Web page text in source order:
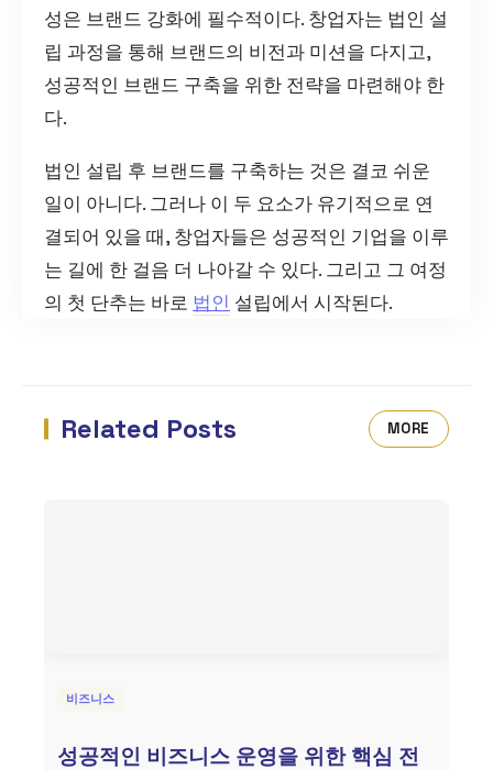
성은 브랜드 강화에 필수적이다. 창업자는 법인 설
립 과정을 통해 브랜드의 비전과 미션을 다지고,
성공적인 브랜드 구축을 위한 전략을 마련해야 한
다.
법인 설립 후 브랜드를 구축하는 것은 결코 쉬운
일이 아니다. 그러나 이 두 요소가 유기적으로 연
결되어 있을 때, 창업자들은 성공적인 기업을 이루
는 길에 한 걸음 더 나아갈 수 있다. 그리고 그 여정
의 첫 단추는 바로 법인 설립에서 시작된다.
Related Posts MORE
비즈니스
성공적인 비즈니스 운영을 위한 핵심 전